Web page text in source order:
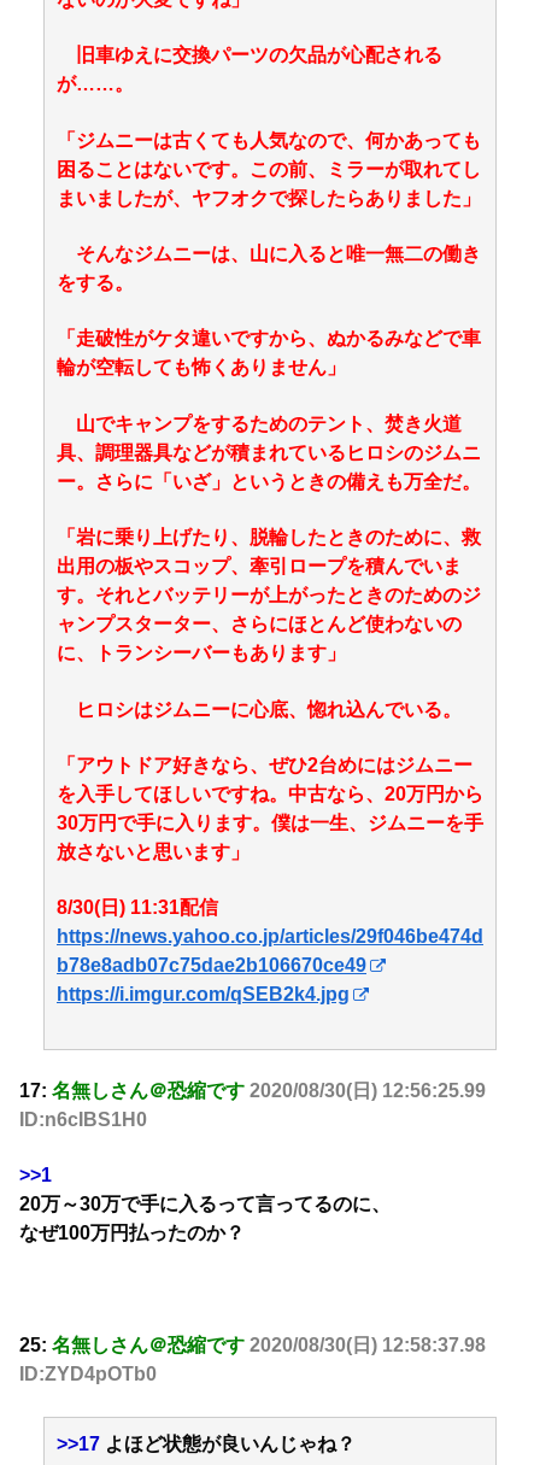
旧車ゆえに交換パーツの欠品が心配される
が……。
「ジムニーは古くても人気なので、何かあっても
困ることはないです。この前、ミラーが取れてし
まいましたが、ヤフオクで探したらありました」
そんなジムニーは、山に入ると唯一無二の働き
をする。
「走破性がケタ違いですから、ぬかるみなどで車
輪が空転しても怖くありません」
山でキャンプをするためのテント、焚き火道
具、調理器具などが積まれているヒロシのジムニ
ー。さらに「いざ」というときの備えも万全だ。
「岩に乗り上げたり、脱輪したときのために、救
出用の板やスコップ、牽引ロープを積んでいま
す。それとバッテリーが上がったときのためのジ
ャンプスターター、さらにほとんど使わないの
に、トランシーバーもあります」
ヒロシはジムニーに心底、惚れ込んでいる。
「アウトドア好きなら、ぜひ2台めにはジムニー
を入手してほしいですね。中古なら、20万円から
30万円で手に入ります。僕は一生、ジムニーを手
放さないと思います」
8/30(日) 11:31配信
https://news.yahoo.co.jp/articles/29f046be474d
b78e8adb07c75dae2b106670ce49
https://i.imgur.com/qSEB2k4.jpg
17: 名無しさん＠恐縮です 2020/08/30(日) 12:56:25.99
ID:n6cIBS1H0
>>1
20万～30万で手に入るって言ってるのに、
なぜ100万円払ったのか？
25: 名無しさん＠恐縮です 2020/08/30(日) 12:58:37.98
ID:ZYD4pOTb0
>>17 よほど状態が良いんじゃね？